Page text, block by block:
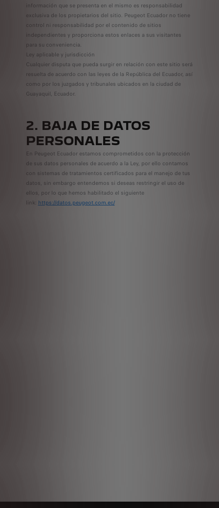
información que se presenta en el mismo es responsabilidad
exclusiva de los propietarios del sitio. Peugeot Ecuador no tiene
control ni responsabilidad por el contenido de sitios
independientes y proporciona estos enlaces a sus visitantes
para su conveniencia.
Ley aplicable y jurisdicción
Cualquier disputa que pueda surgir en relación con este sitio será
resuelta de acuerdo con las leyes de la República del Ecuador, así
como por los juzgados y tribunales ubicados en la ciudad de
Guayaquil, Ecuador.
2. BAJA DE DATOS
PERSONALES
En Peugeot Ecuador estamos comprometidos con la protección
de sus datos personales de acuerdo a la Ley, por ello contamos
con sistemas de tratamientos certificados para el manejo de tus
datos, sin embargo entendemos si deseas restringir el uso de
ellos, por lo que hemos habilitado el siguiente
link: https://datos.peugeot.com.ec/